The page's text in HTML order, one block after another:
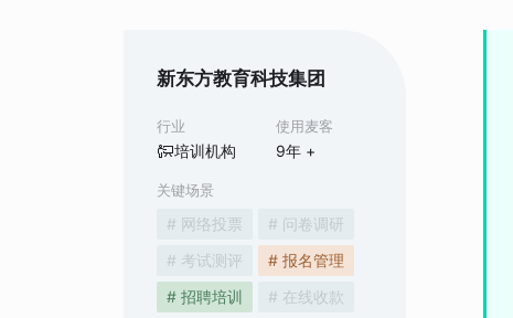
新东方教育科技集团
行业
培训机构
使用麦客
9年 +
关键场景
# 网络投票
# 问卷调研
# 考试测评
# 报名管理
# 招聘培训
# 在线收款